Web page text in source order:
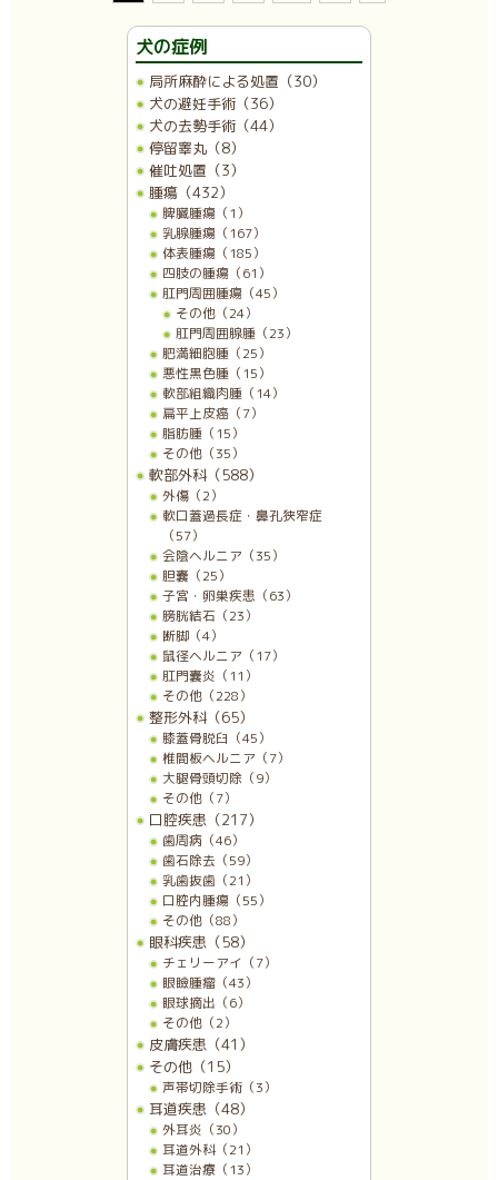
犬の症例
局所麻酔による処置（30）
犬の避妊手術（36）
犬の去勢手術（44）
停留睾丸（8）
催吐処置（3）
腫瘍（432）
脾臓腫瘍（1）
乳腺腫瘍（167）
体表腫瘍（185）
四肢の腫瘍（61）
肛門周囲腫瘍（45）
その他（24）
肛門周囲腺腫（23）
肥満細胞腫（25）
悪性黒色腫（15）
軟部組織肉腫（14）
扁平上皮癌（7）
脂肪腫（15）
その他（35）
軟部外科（588）
外傷（2）
軟口蓋過長症・鼻孔狭窄症
（57）
会陰ヘルニア（35）
胆嚢（25）
子宮・卵巣疾患（63）
膀胱結石（23）
断脚（4）
鼠径ヘルニア（17）
肛門嚢炎（11）
その他（228）
整形外科（65）
膝蓋骨脱臼（45）
椎間板ヘルニア（7）
大腿骨頭切除（9）
その他（7）
口腔疾患（217）
歯周病（46）
歯石除去（59）
乳歯抜歯（21）
口腔内腫瘍（55）
その他（88）
眼科疾患（58）
チェリーアイ（7）
眼瞼腫瘤（43）
眼球摘出（6）
その他（2）
皮膚疾患（41）
その他（15）
声帯切除手術（3）
耳道疾患（48）
外耳炎（30）
耳道外科（21）
耳道治療（13）